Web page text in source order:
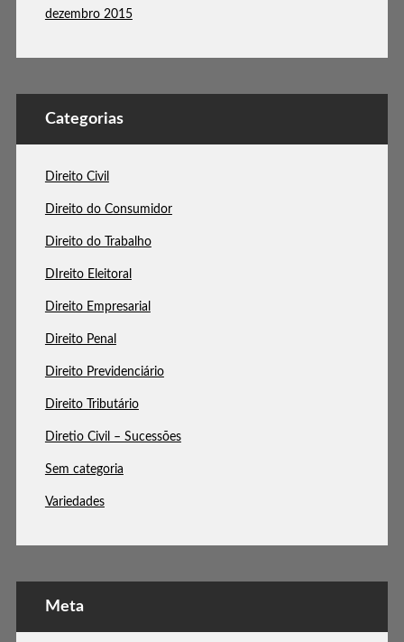
dezembro 2015
Categorias
Direito Civil
Direito do Consumidor
Direito do Trabalho
DIreito Eleitoral
Direito Empresarial
Direito Penal
Direito Previdenciário
Direito Tributário
Diretio Civil – Sucessões
Sem categoria
Variedades
Meta